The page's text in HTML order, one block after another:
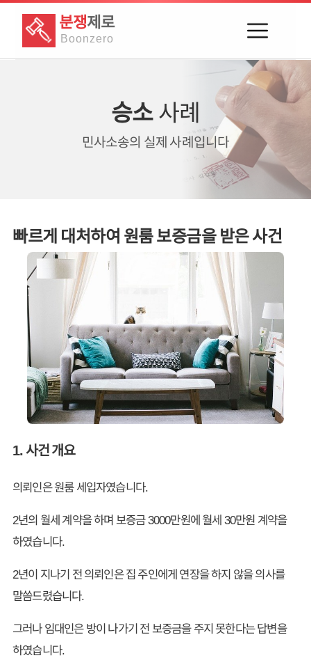
분쟁제로
Boonzero
승소사례
민사소송의 실제 사례입니다
빠르게 대처하여 원룸 보증금을 받은 사건
1. 사건 개요
의뢰인은 원룸 세입자였습니다.
2년의 월세 계약을 하며 보증금 3000만원에 월세 30만원 계약을
하였습니다.
2년이 지나기 전 의뢰인은 집 주인에게 연장을 하지 않을 의사를
말씀드렸습니다.
그러나 임대인은 방이 나가기 전 보증금을 주지 못한다는 답변을
하였습니다.